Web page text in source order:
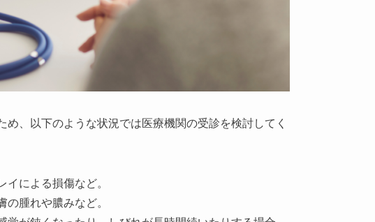
、以下のような状況では医療機関の受診を検討してく
イによる損傷など。
の腫れや膿みなど。